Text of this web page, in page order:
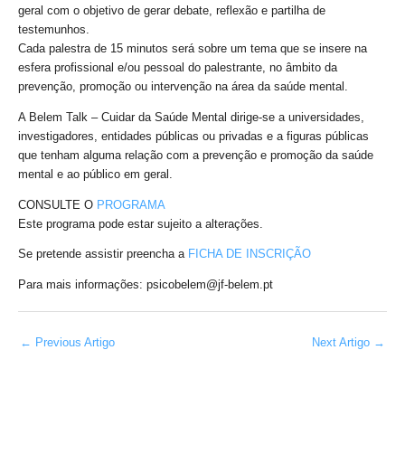
geral com o objetivo de gerar debate, reflexão e partilha de
testemunhos.
Cada palestra de 15 minutos será sobre um tema que se insere na
esfera profissional e/ou pessoal do palestrante, no âmbito da
prevenção, promoção ou intervenção na área da saúde mental.
A Belem Talk – Cuidar da Saúde Mental dirige-se a universidades,
investigadores, entidades públicas ou privadas e a figuras públicas
que tenham alguma relação com a prevenção e promoção da saúde
mental e ao público em geral.
CONSULTE O PROGRAMA
Este programa pode estar sujeito a alterações.
Se pretende assistir preencha a FICHA DE INSCRIÇÃO
Para mais informações: psicobelem@jf-belem.pt
← Previous Artigo Next Artigo →